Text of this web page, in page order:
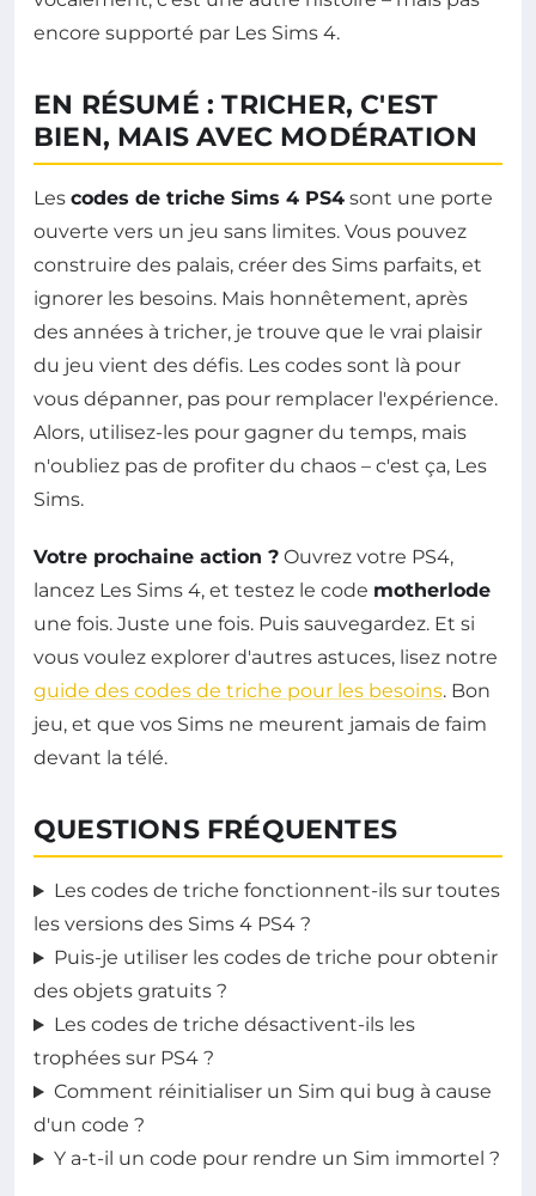
encore supporté par Les Sims 4.
EN RÉSUMÉ : TRICHER, C'EST
BIEN, MAIS AVEC MODÉRATION
Les codes de triche Sims 4 PS4 sont une porte
ouverte vers un jeu sans limites. Vous pouvez
construire des palais, créer des Sims parfaits, et
ignorer les besoins. Mais honnêtement, après
des années à tricher, je trouve que le vrai plaisir
du jeu vient des défis. Les codes sont là pour
vous dépanner, pas pour remplacer l'expérience.
Alors, utilisez-les pour gagner du temps, mais
n'oubliez pas de profiter du chaos – c'est ça, Les
Sims.
Votre prochaine action ? Ouvrez votre PS4,
lancez Les Sims 4, et testez le code motherlode
une fois. Juste une fois. Puis sauvegardez. Et si
vous voulez explorer d'autres astuces, lisez notre
guide des codes de triche pour les besoins. Bon
jeu, et que vos Sims ne meurent jamais de faim
devant la télé.
QUESTIONS FRÉQUENTES
Les codes de triche fonctionnent-ils sur toutes
les versions des Sims 4 PS4 ?
Puis-je utiliser les codes de triche pour obtenir
des objets gratuits ?
Les codes de triche désactivent-ils les
trophées sur PS4 ?
Comment réinitialiser un Sim qui bug à cause
d'un code ?
Y a-t-il un code pour rendre un Sim immortel ?